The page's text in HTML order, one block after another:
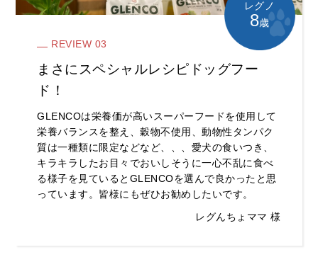
REVIEW 03
まさにスペシャルレシピドッグフー
ド！
GLENCOは栄養価が高いスーパーフードを使用して
栄養バランスを整え、穀物不使用、動物性タンパク
質は一種類に限定などなど、、、愛犬の食いつき、
キラキラしたお目々でおいしそうに一心不乱に食べ
る様子を見ているとGLENCOを選んで良かったと思
っています。皆様にもぜひお勧めしたいです。
レグんちょママ 様
レグノ
8歳